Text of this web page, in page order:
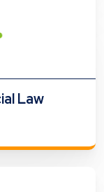
Law